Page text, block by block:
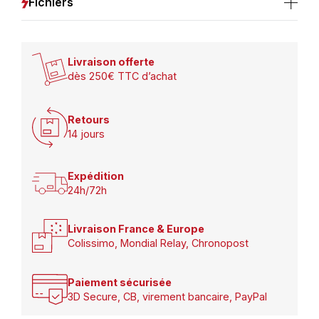
Livraison offerte
dès 250€ TTC d’achat
Retours
14 jours
Expédition
24h/72h
Livraison France & Europe
Colissimo, Mondial Relay, Chronopost
Paiement sécurisée
3D Secure, CB, virement bancaire, PayPal